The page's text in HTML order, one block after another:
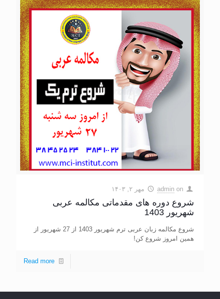
admin on مهر ۲, ۱۴۰۳
شروع دوره های مقدماتی مکالمه عربی
شهریور 1403
شروع مکالمه زبان عربی ترم شهریور 1403 از 27 شهریور از
همین امروز شروع کن!
Read more